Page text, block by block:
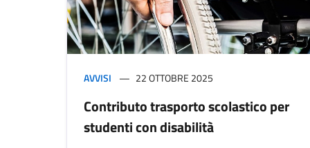
AVVISI 22 OTTOBRE 2025
Contributo trasporto scolastico per
studenti con disabilità